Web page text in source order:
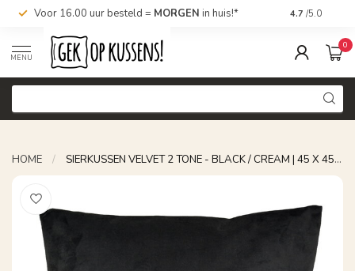
Voor 16.00 uur besteld = MORGEN in huis!* Nu bestellen,
4.7 /5.0
MENU
0
HOME / SIERKUSSEN VELVET 2 TONE - BLACK / CREAM | 45 X 45 CM | VELVET/POLYESTER